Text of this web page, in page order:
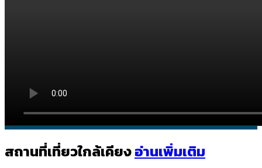
สถานที่เที่ยวใกล้เคียงอ่านเพิ่มเติม